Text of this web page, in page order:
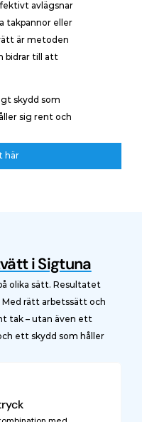
avlägsnar
takpannor eller
är metoden
bidrar till att
skydd som
sig rent och
här
i Sigtuna
olika sätt. Resultatet
rätt arbetssätt och
tak – utan även ett
ett skydd som håller